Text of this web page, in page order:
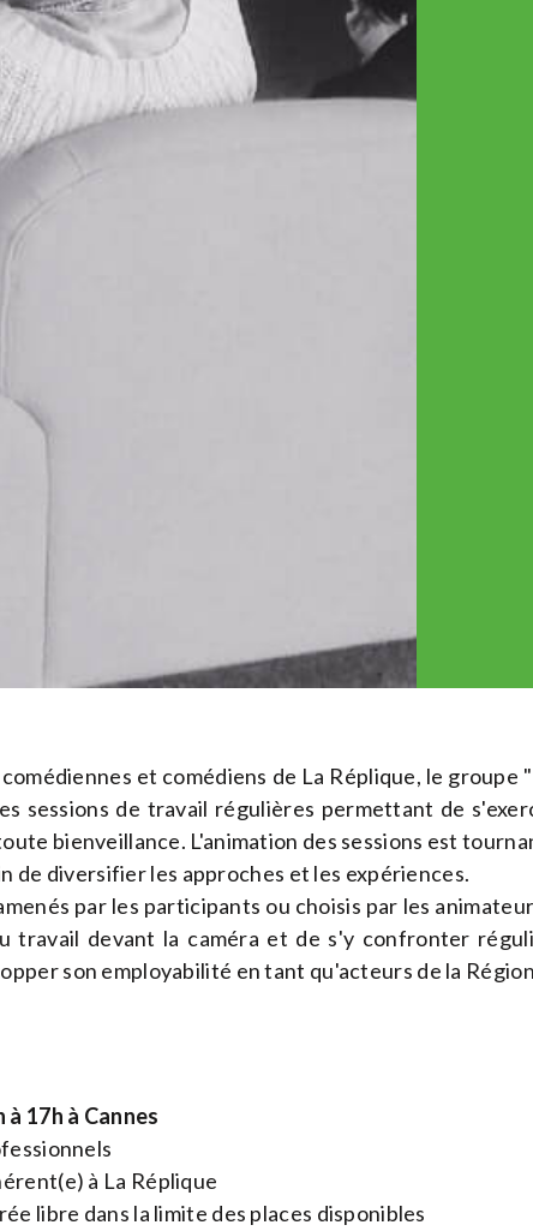
et comédiens de La Réplique, le groupe
sessions de travail régulières permettant de
bienveillance. L'animation des sessions est
de diversifier les approches et les expériences.
par les participants ou choisis par les
travail devant la caméra et de s'y confronter
son employabilité en tant qu'acteurs de la
17h à Cannes
à La Réplique
libre dans la limite des places disponibles